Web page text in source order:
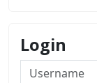
Login
Username